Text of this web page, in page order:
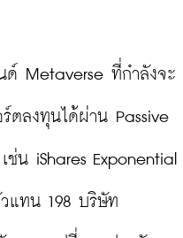
ด์ Metaverse ที่กำลังจะ
ตลงทุนได้ผ่าน Passive
ช่น iShares Exponential
วแทน 198 บริษัท